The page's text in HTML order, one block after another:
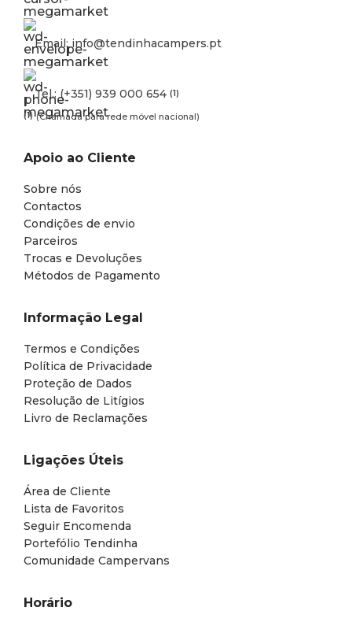
Email: info@tendinhacampers.pt
Tel.: (+351) 939 000 654 (1)
(1) (Chamada para rede móvel nacional)
Apoio ao Cliente
Sobre nós
Contactos
Condições de envio
Parceiros
Trocas e Devoluções
Métodos de Pagamento
Informação Legal
Termos e Condições
Política de Privacidade
Proteção de Dados
Resolução de Litígios
Livro de Reclamações
Ligações Úteis
Área de Cliente
Lista de Favoritos
Seguir Encomenda
Portefólio Tendinha
Comunidade Campervans
Horário